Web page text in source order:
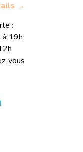
→
:
à 19h
vous